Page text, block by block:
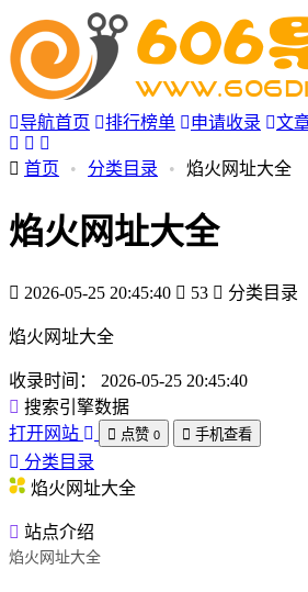
导航首页 排行榜单 申请收录 文
首页 • 分类目录 • 焰火网址大全
焰火网址大全
2026-05-25 20:45:40 53 分类目录
焰火网址大全
收录时间：
2026-05-25 20:45:40
搜索引擎数据
打开网站
点赞 0 手机查看
分类目录
焰火网址大全
站点介绍
焰火网址大全